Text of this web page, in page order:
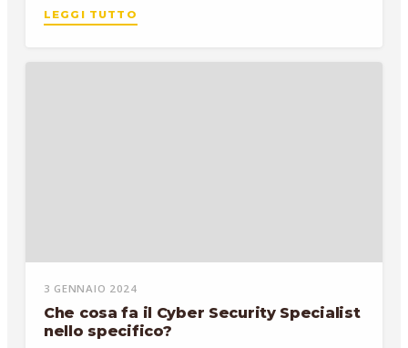
LEGGI TUTTO
3 GENNAIO 2024
Che cosa fa il Cyber Security Specialist
nello specifico?